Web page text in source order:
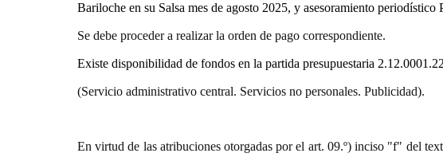
Bariloche en su Salsa mes de agosto 2025, y asesoramiento
Se debe proceder a realizar la orden de pago correspondiente.
Existe disponibilidad de fondos en la partida presupuestaria
(Servicio administrativo central. Servicios no personales. Publicidad).
En virtud de las atribuciones otorgadas por el art. 09.º) inciso "f" del